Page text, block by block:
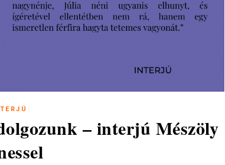
– interjú Mészöly